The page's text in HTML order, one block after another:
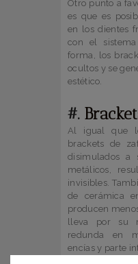
Otro punto a
es que es
en los dientes
con el
forma, los
ocultos y se
estético.
#.
Al igual que
brackets de
disimulados a
metálicos,
invisibles.
de cerámica
producen
lleva por su
redunda en
encías y parte